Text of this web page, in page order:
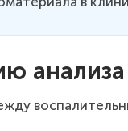
анализа